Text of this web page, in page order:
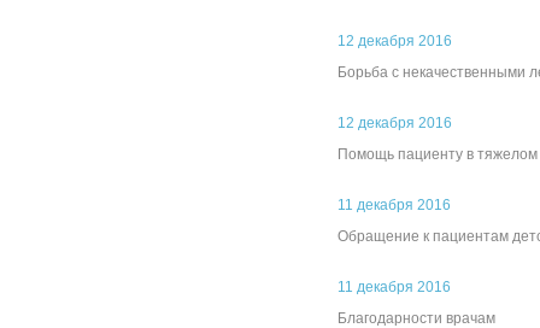
12 декабря 2016
Борьба с некачественными
12 декабря 2016
Помощь пациенту в тяжелом
11 декабря 2016
Обращение к пациентам
11 декабря 2016
Благодарности врачам